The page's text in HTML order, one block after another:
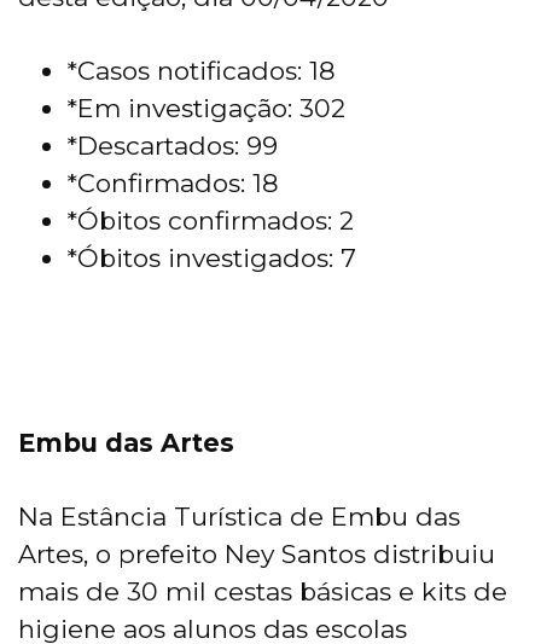
*Casos notificados: 18
*Em investigação: 302
*Descartados: 99
*Confirmados: 18
*Óbitos confirmados: 2
*Óbitos investigados: 7
Embu das Artes
Na Estância Turística de Embu das
Artes, o prefeito Ney Santos distribuiu
mais de 30 mil cestas básicas e kits de
higiene aos alunos das escolas